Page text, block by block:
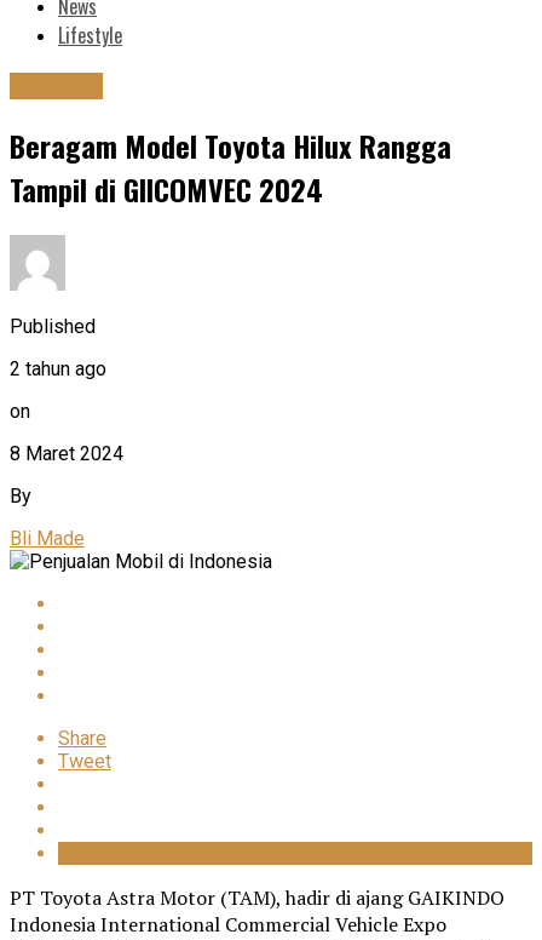
News
Lifestyle
Beragam Model Toyota Hilux Rangga
Tampil di GIICOMVEC 2024
Published
2 tahun ago
on
8 Maret 2024
By
Bli Made
Share
Tweet
PT Toyota Astra Motor (TAM), hadir di ajang GAIKINDO
Indonesia International Commercial Vehicle Expo